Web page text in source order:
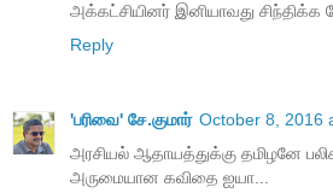
அக்கட்சியினர் இனியாவது சிந்திக்க
Reply
'பரிவை' சே.குமார் October 8, 2016
அரசியல் ஆதாயத்துக்கு தமிழனே
அருமையான கவிதை ஐயா...